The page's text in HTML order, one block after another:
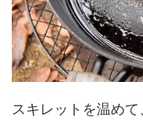
スキレットを温めて